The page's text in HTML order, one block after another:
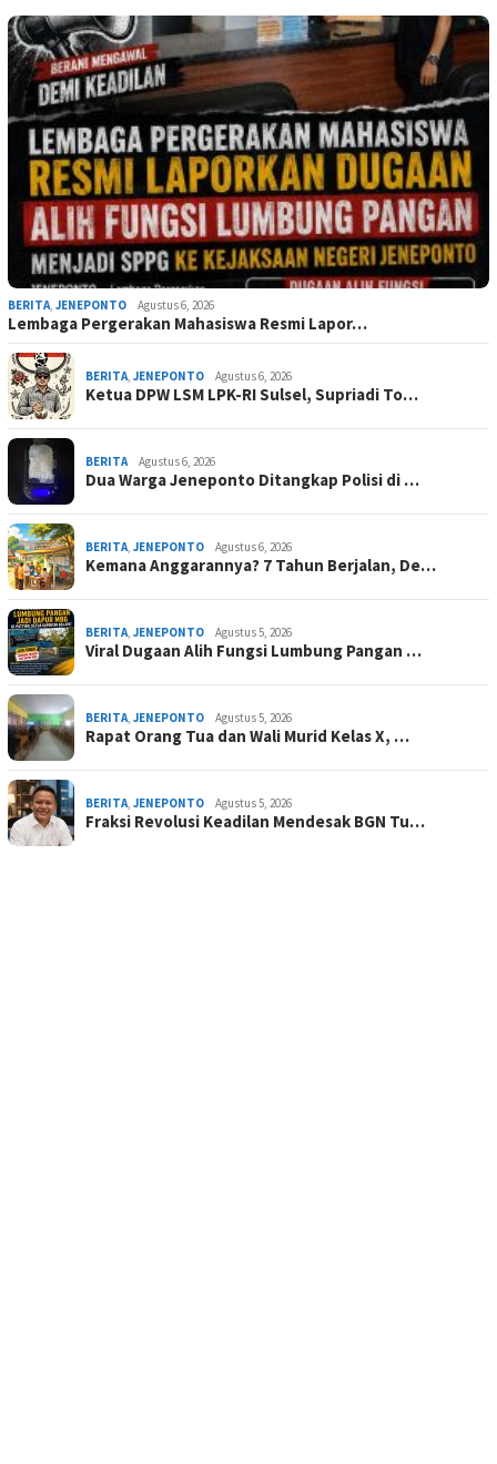
BERITA, JENEPONTO Agustus 6, 2026
Lembaga Pergerakan Mahasiswa Resmi Lapor…
BERITA, JENEPONTO Agustus 6, 2026
Ketua DPW LSM LPK-RI Sulsel, Supriadi To…
BERITA Agustus 6, 2026
Dua Warga Jeneponto Ditangkap Polisi di …
BERITA, JENEPONTO Agustus 6, 2026
Kemana Anggarannya? 7 Tahun Berjalan, De…
BERITA, JENEPONTO Agustus 5, 2026
Viral Dugaan Alih Fungsi Lumbung Pangan …
BERITA, JENEPONTO Agustus 5, 2026
Rapat Orang Tua dan Wali Murid Kelas X, …
BERITA, JENEPONTO Agustus 5, 2026
Fraksi Revolusi Keadilan Mendesak BGN Tu…